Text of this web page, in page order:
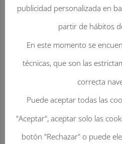
Enviar Un
Tu dirección de correo
Los campos
marcados con*
publicidad personalizada en
partir de hábitos
En este momento se
técnicas, que son las
correcta
Puede aceptar todas las
"Aceptar", aceptar solo las
botón "Rechazar" o puede